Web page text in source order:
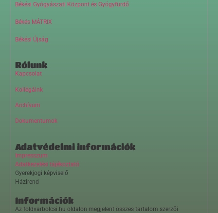
Békési Gyógyászati Központ és Gyógyfürdő
Békés MÁTRIX
Békési Újság
Rólunk
Kapcsolat
Kollégáink
Archívum
Dokumentumok
Adatvédelmi információk
Impresszum
Adatkezelési tájékoztató
Gyerekjogi képviselő
Házirend
Információk
Az foldvarbolcsi.hu oldalon megjelent összes tartalom szerzői